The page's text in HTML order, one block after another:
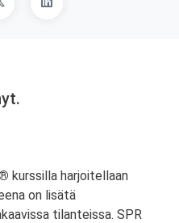
kurssilla harjoitellaan
on lisätä
tilanteissa. SPR